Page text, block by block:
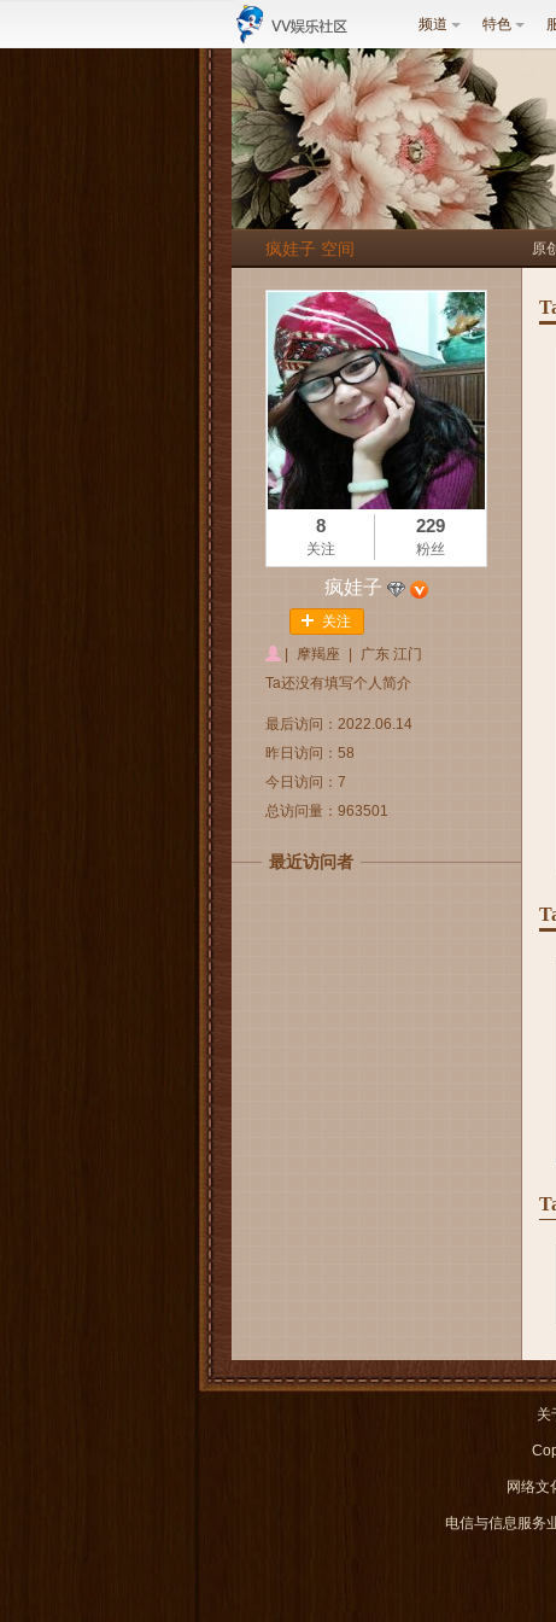
频道 特色
疯娃子 空间 原创
8
关注
229
粉丝
疯娃子
关注
摩羯座
广东 江门
Ta还没有填写个人简介
最后访问：2022.06.14
昨日访问：58
今日访问：7
总访问量：963501
最近访问者
关
网络文
电信与信息服务